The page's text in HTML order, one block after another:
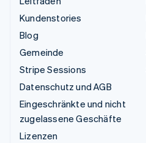
Kundenstories
Blog
Gemeinde
Stripe Sessions
Datenschutz und AGB
Eingeschränkte und nicht
zugelassene Geschäfte
Lizenzen